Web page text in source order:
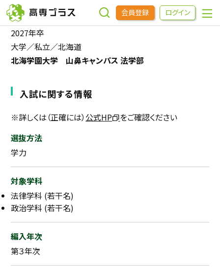
会員登録 ログイン
企業をさがす
インターンシップ・イベントをさがす
高専OBOGをさがす
高専プラスセミナー
高専生コミュニティ
めもらす
本科5年生・専攻科2年生向け
2027年卒
大学／私立／北海道
北海学園大学 山鼻キャンパス 法学部
入試に関する情報
※詳しくは（正確には） 公式HP
をご確認ください
選抜方法
学力
対象学科
法律学科 (若干名)
政治学科 (若干名)
編入年次
第３年次